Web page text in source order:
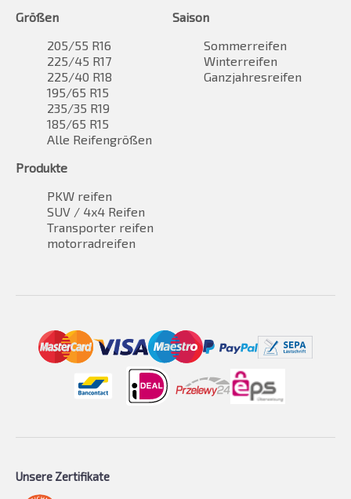
Größen
205/55 R16
225/45 R17
225/40 R18
195/65 R15
235/35 R19
185/65 R15
Alle Reifengrößen
Saison
Sommerreifen
Winterreifen
Ganzjahresreifen
Produkte
PKW reifen
SUV / 4x4 Reifen
Transporter reifen
motorradreifen
Unsere Zertifikate